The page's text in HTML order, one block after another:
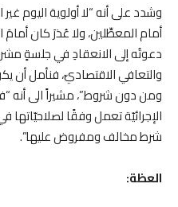
وشدد على أنه “لا أولوية اليوم
أمام المعطِّلين، ولا عُذرَ كان
دعوتُه إلى الانعقادِ في جلسةٍ
والتعافي الاقتصاديّ، فنأمل أن
ومن دون شروط”، مشيراً الى أنه
الإجرائيّة تعمل وفقًا
شرط مخالف ومفروض عليها”.
العظة: